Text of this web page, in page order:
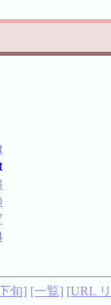
旬] [一覧] [URL